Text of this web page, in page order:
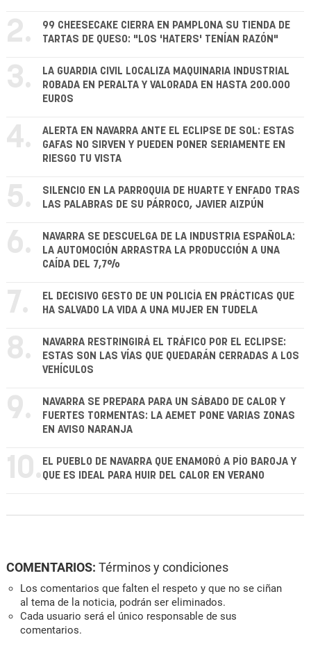
2.
99 CHEESECAKE CIERRA EN PAMPLONA SU TIENDA DE
TARTAS DE QUESO: "LOS 'HATERS' TENÍAN RAZÓN"
3.
LA GUARDIA CIVIL LOCALIZA MAQUINARIA INDUSTRIAL
ROBADA EN PERALTA Y VALORADA EN HASTA 200.000
EUROS
4.
ALERTA EN NAVARRA ANTE EL ECLIPSE DE SOL: ESTAS
GAFAS NO SIRVEN Y PUEDEN PONER SERIAMENTE EN
RIESGO TU VISTA
5.
SILENCIO EN LA PARROQUIA DE HUARTE Y ENFADO TRAS
LAS PALABRAS DE SU PÁRROCO, JAVIER AIZPÚN
6.
NAVARRA SE DESCUELGA DE LA INDUSTRIA ESPAÑOLA:
LA AUTOMOCIÓN ARRASTRA LA PRODUCCIÓN A UNA
CAÍDA DEL 7,7%
7.
EL DECISIVO GESTO DE UN POLICÍA EN PRÁCTICAS QUE
HA SALVADO LA VIDA A UNA MUJER EN TUDELA
8.
NAVARRA RESTRINGIRÁ EL TRÁFICO POR EL ECLIPSE:
ESTAS SON LAS VÍAS QUE QUEDARÁN CERRADAS A LOS
VEHÍCULOS
9.
NAVARRA SE PREPARA PARA UN SÁBADO DE CALOR Y
FUERTES TORMENTAS: LA AEMET PONE VARIAS ZONAS
EN AVISO NARANJA
10. EL PUEBLO DE NAVARRA QUE ENAMORÓ A PÍO BAROJA Y
QUE ES IDEAL PARA HUIR DEL CALOR EN VERANO
COMENTARIOS: Términos y condiciones
Los comentarios que falten el respeto y que no se ciñan
al tema de la noticia, podrán ser eliminados.
Cada usuario será el único responsable de sus
comentarios.